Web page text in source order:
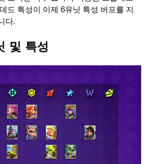
드 특성이 이제 6유닛 특성 버프를 지
다.
및 특성